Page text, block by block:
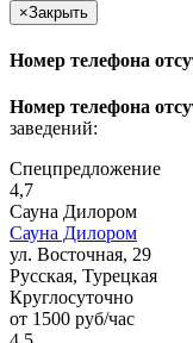
×Закрыть
Номер телефона
Номер телефона
заведений:
Спецпредложение
4,7
Сауна Дилором
Сауна Дилором
ул. Восточная, 29
Русская, Турецкая
Круглосуточно
от 1500 руб/час